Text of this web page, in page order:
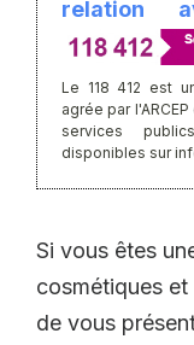
relation
Le 118 412 est
agrée par
services
disponibles sur
Si vous êtes
cosmétiques
de vous